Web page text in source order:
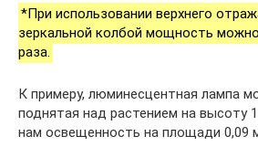
*При использовании верхнего
зеркальной колбой мощность
раза.
К примеру, люминесцентная лампа
поднятая над растением на высоту
нам освещенность на площади 0,09